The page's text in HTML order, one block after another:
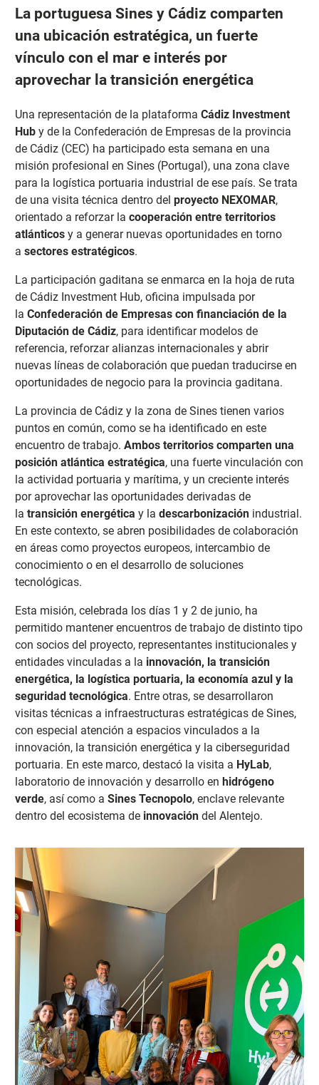
La portuguesa Sines y Cádiz comparten
una ubicación estratégica, un fuerte
vínculo con el mar e interés por
aprovechar la transición energética
Una representación de la plataforma Cádiz Investment
Huby de la Confederación de Empresas de la provincia
de Cádiz (CEC) ha participado esta semana en una
misión profesional en Sines (Portugal), una zona clave
para la logística portuaria industrial de ese país. Se trata
de una visita técnica dentro del proyecto NEXOMAR,
orientado a reforzar la cooperación entre territorios
atlánticosy a generar nuevas oportunidades en torno
a sectores estratégicos.
La participación gaditana se enmarca en la hoja de ruta
de Cádiz Investment Hub, oficina impulsada por
la Confederación de Empresas con financiación de la
Diputación de Cádiz, para identificar modelos de
referencia, reforzar alianzas internacionales y abrir
nuevas líneas de colaboración que puedan traducirse en
oportunidades de negocio para la provincia gaditana.
La provincia de Cádiz y la zona de Sines tienen varios
puntos en común, como se ha identificado en este
encuentro de trabajo. Ambos territorios comparten una
posición atlántica estratégica, una fuerte vinculación con
la actividad portuaria y marítima, y un creciente interés
por aprovechar las oportunidades derivadas de
la transición energética y la descarbonizaciónindustrial.
En este contexto, se abren posibilidades de colaboración
en áreas como proyectos europeos, intercambio de
conocimiento o en el desarrollo de soluciones
tecnológicas.
Esta misión, celebrada los días 1 y 2 de junio, ha
permitido mantener encuentros de trabajo de distinto tipo
con socios del proyecto, representantes institucionales y
entidades vinculadas a la innovación, la transición
energética, la logística portuaria, la economía azul y la
seguridad tecnológica. Entre otras, se desarrollaron
visitas técnicas a infraestructuras estratégicas de Sines,
con especial atención a espacios vinculados a la
innovación, la transición energética y la ciberseguridad
portuaria. En este marco, destacó la visita a HyLab,
laboratorio de innovación y desarrollo en hidrógeno
verde, así como a Sines Tecnopolo, enclave relevante
dentro del ecosistema de innovacióndel Alentejo.